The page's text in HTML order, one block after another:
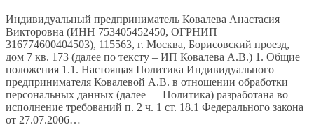
Индивидуальный предприниматель Ковалева Анастасия
Викторовна (ИНН 753405452450, ОГРНИП
316774600404503), 115563, г. Москва, Борисовский проезд,
дом 7 кв. 173 (далее по тексту – ИП Ковалева А.В.) 1. Общие
положения 1.1. Настоящая Политика Индивидуального
предпринимателя Ковалевой А.В. в отношении обработки
персональных данных (далее — Политика) разработана во
исполнение требований п. 2 ч. 1 ст. 18.1 Федерального закона
от 27.07.2006…